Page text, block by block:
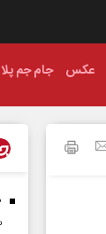
عکس جام جم